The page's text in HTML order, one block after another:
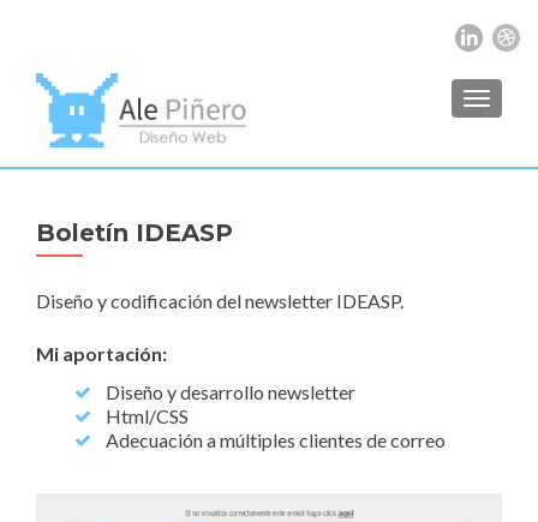
Boletín IDEASP
Diseño y codificación del newsletter IDEASP.
Mi aportación:
Diseño y desarrollo newsletter
Html/CSS
Adecuación a múltiples clientes de correo